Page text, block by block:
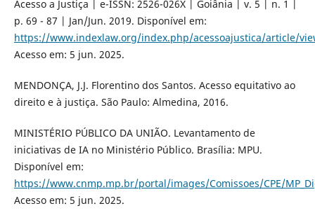
Acesso a Justiça | e-ISSN: 2526-026X | Goiânia | v. 5 | n. 1 |
p. 69 - 87 | Jan/Jun. 2019. Disponível em:
https://www.indexlaw.org/index.php/acessoajustica/article/
Acesso em: 5 jun. 2025.
MENDONÇA, J.J. Florentino dos Santos. Acesso equitativo ao
direito e à justiça. São Paulo: Almedina, 2016.
MINISTÉRIO PÚBLICO DA UNIÃO. Levantamento de
iniciativas de IA no Ministério Público. Brasília: MPU.
Disponível em:
https://www.cnmp.mp.br/portal/images/Comissoes/CPE/
Acesso em: 5 jun. 2025.